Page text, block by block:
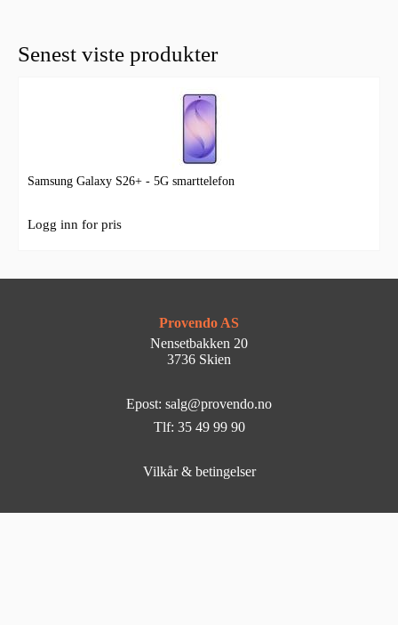
Senest viste produkter
Samsung Galaxy S26+ - 5G smarttelefon
Logg inn for pris
Provendo AS
Nensetbakken 20
3736 Skien
Epost: salg@provendo.no
Tlf: 35 49 99 90
Vilkår & betingelser